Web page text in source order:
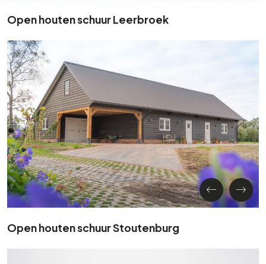
Open houten schuur Leerbroek
Open houten schuur Stoutenburg